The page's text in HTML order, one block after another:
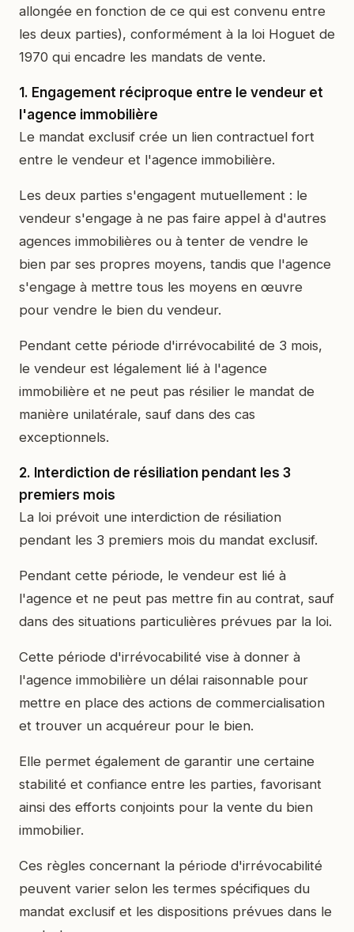
allongée en fonction de ce qui est convenu entre
les deux parties), conformément à la loi Hoguet de
1970 qui encadre les mandats de vente.
1. Engagement réciproque entre le vendeur et
l'agence immobilière
Le mandat exclusif crée un lien contractuel fort
entre le vendeur et l'agence immobilière.
Les deux parties s'engagent mutuellement : le
vendeur s'engage à ne pas faire appel à d'autres
agences immobilières ou à tenter de vendre le
bien par ses propres moyens, tandis que l'agence
s'engage à mettre tous les moyens en œuvre
pour vendre le bien du vendeur.
Pendant cette période d'irrévocabilité de 3 mois,
le vendeur est légalement lié à l'agence
immobilière et ne peut pas résilier le mandat de
manière unilatérale, sauf dans des cas
exceptionnels.
2. Interdiction de résiliation pendant les 3
premiers mois
La loi prévoit une interdiction de résiliation
pendant les 3 premiers mois du mandat exclusif.
Pendant cette période, le vendeur est lié à
l'agence et ne peut pas mettre fin au contrat, sauf
dans des situations particulières prévues par la loi.
Cette période d'irrévocabilité vise à donner à
l'agence immobilière un délai raisonnable pour
mettre en place des actions de commercialisation
et trouver un acquéreur pour le bien.
Elle permet également de garantir une certaine
stabilité et confiance entre les parties, favorisant
ainsi des efforts conjoints pour la vente du bien
immobilier.
Ces règles concernant la période d'irrévocabilité
peuvent varier selon les termes spécifiques du
mandat exclusif et les dispositions prévues dans le